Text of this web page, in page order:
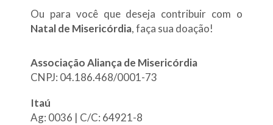
Ou para você que deseja contribuir com o
Natal de Misericórdia, faça sua doação!
Associação Aliança de Misericórdia
CNPJ: 04.186.468/0001-73
Itaú
Ag: 0036 | C/C: 64921-8